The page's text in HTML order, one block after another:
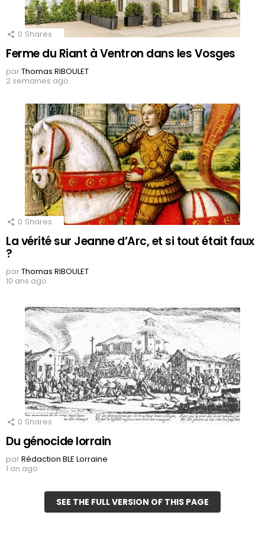
0 Shares
Ferme du Riant à Ventron dans les Vosges
parThomas RIBOULET
2 semaines ago
0 Shares
La vérité sur Jeanne d’Arc, et si tout était faux
?
parThomas RIBOULET
10 ans ago
0 Shares
Du génocide lorrain
parRédaction BLE Lorraine
1 an ago
SEE THE FULL VERSION OF THIS PAGE